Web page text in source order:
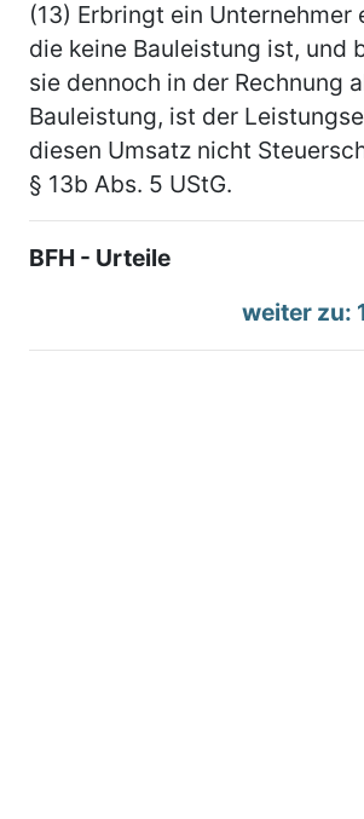
(13) Erbringt ein Unternehmer
die keine Bauleistung ist, und
sie dennoch in der Rechnung
Bauleistung, ist der
diesen Umsatz nicht
§ 13b Abs. 5 UStG.
BFH - Urteile
weiter zu: